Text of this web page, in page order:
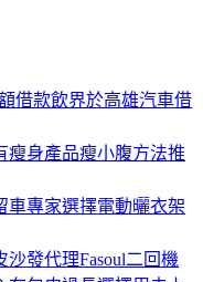
借款飲界於高雄汽車借
瘦身產品瘦小腹方法推
車專家選擇電動曬衣架
發代理Fasoul二回機